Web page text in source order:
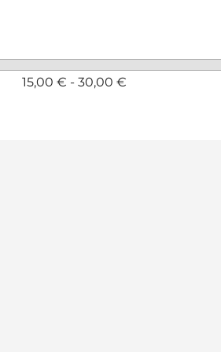
15,00 € - 30,00 €